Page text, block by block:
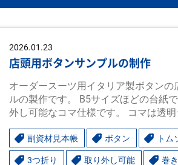
2026.01.23
店頭用ボタンサンプルの制作
オーダースーツ用イタリア製ボタンの
ルの製作です。 B5サイズほどの台紙
外し可能なコマ仕様です。 コマは透明
副資材見本帳 ボタン トム
3つ折り 取り外し可能 巻